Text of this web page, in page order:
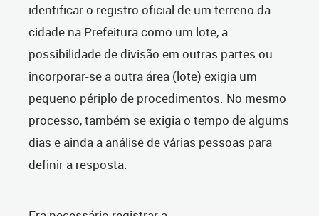
identificar o registro oficial de um terreno da
cidade na Prefeitura como um lote, a
possibilidade de divisão em outras partes ou
incorporar-se a outra área (lote) exigia um
pequeno périplo de procedimentos. No mesmo
processo, também se exigia o tempo de algums
dias e ainda a análise de várias pessoas para
definir a resposta.